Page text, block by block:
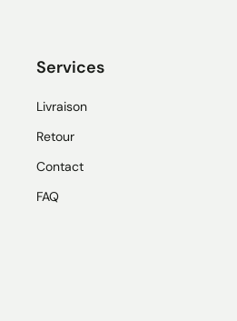
Services
Livraison
Retour
Contact
FAQ